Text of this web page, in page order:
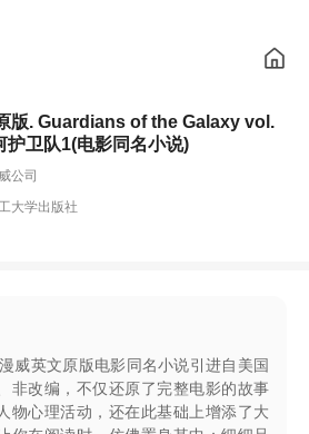
版. Guardians of the Galaxy vol.
护卫队1(电影同名小说)
公司
大学出版社
威英文原版电影同名小说引进自美国
非改编，不仅还原了完整电影的故事
物心理活动，还在此基础上增添了大